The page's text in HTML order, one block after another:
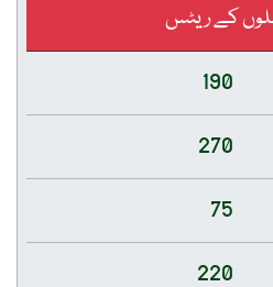
کے ریٹس
190
270
75
220